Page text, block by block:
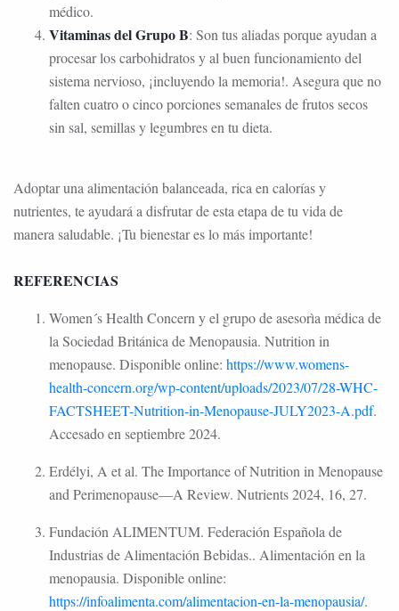
médico.
Vitaminas del Grupo B: Son tus aliadas porque ayudan a
procesar los carbohidratos y al buen funcionamiento del
sistema nervioso, ¡incluyendo la memoria!. Asegura que no
falten cuatro o cinco porciones semanales de frutos secos
sin sal, semillas y legumbres en tu dieta.
Adoptar una alimentación balanceada, rica en calorías y
nutrientes, te ayudará a disfrutar de esta etapa de tu vida de
manera saludable. ¡Tu bienestar es lo más importante!
REFERENCIAS
Women´s Health Concern y el grupo de asesorìa médica de
la Sociedad Británica de Menopausia. Nutrition in
menopause. Disponible online: https://www.womens-
health-concern.org/wp-content/uploads/2023/07/28-WHC-
FACTSHEET-Nutrition-in-Menopause-JULY2023-A.pdf.
Accesado en septiembre 2024.
Erdélyi, A et al. The Importance of Nutrition in Menopause
and Perimenopause—A Review. Nutrients 2024, 16, 27.
Fundación ALIMENTUM. Federación Española de
Industrias de Alimentación Bebidas.. Alimentación en la
menopausia. Disponible online:
https://infoalimenta.com/alimentacion-en-la-menopausia/.